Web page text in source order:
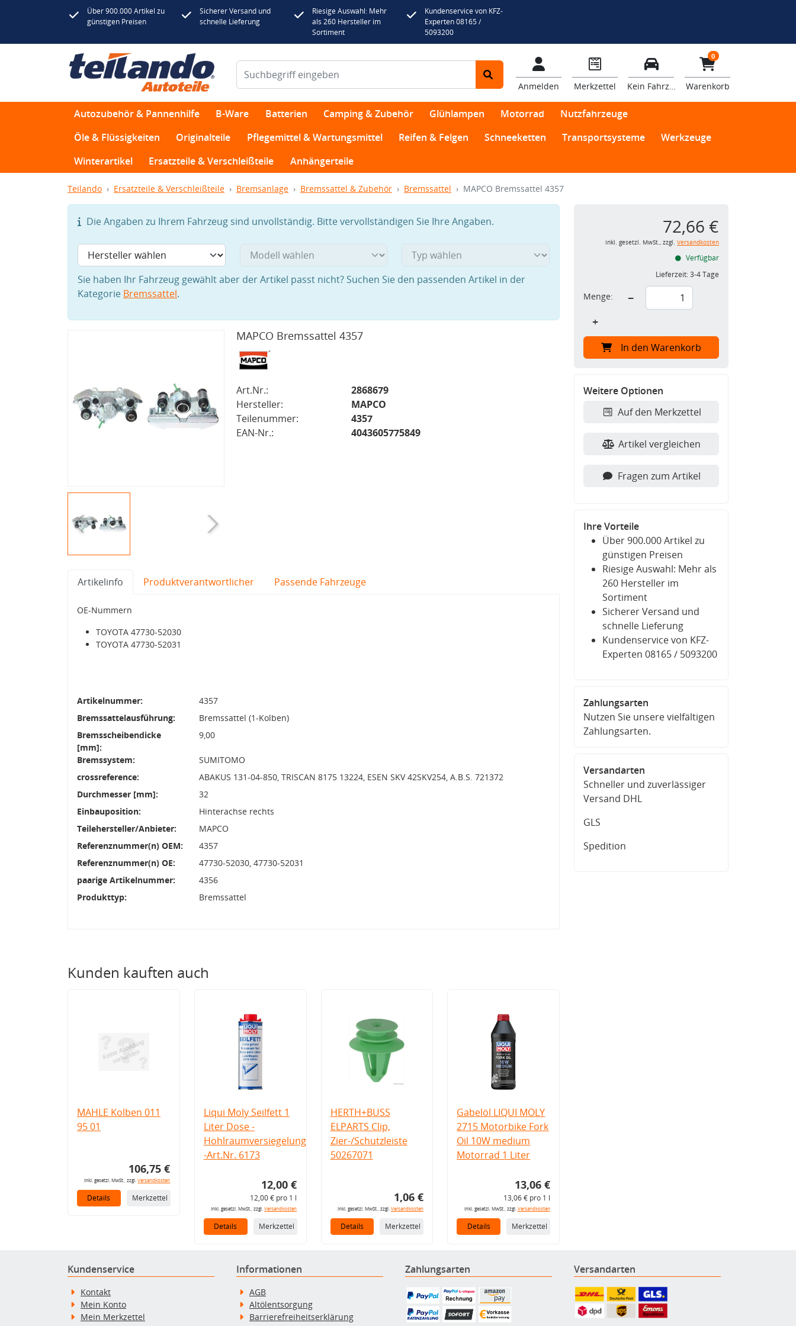
Über 900.000 Artikel zu
günstigen Preisen
Sicherer Versand und
schnelle Lieferung
Riesige Auswahl: Mehr
als 260 Hersteller im
Sortiment
Kundenservice von KFZ-
Experten 08165 /
5093200
Anmelden Merkzettel Kein Fahrzeug
0
Warenkorb
Autozubehör & Pannenhilfe B-Ware Batterien Camping & Zubehör Glühlampen Motorrad
Nutzfahrzeuge
Öle & Flüssigkeiten
Originalteile Pflegemittel & Wartungsmittel Reifen & Felgen Schneeketten Transportsysteme
Werkzeuge
Winterartikel
Ersatzteile & Verschleißteile Anhängerteile
Teilando Ersatzteile & Verschleißteile Bremsanlage Bremssattel & Zubehör Bremssattel MAPCO Bremssattel 4357
Die Angaben zu Ihrem Fahrzeug sind unvollständig. Bitte vervollständigen Sie Ihre Angaben.
Sie haben Ihr Fahrzeug gewählt aber der Artikel passt nicht? Suchen Sie den passenden Artikel in der
Kategorie Bremssattel.
MAPCO Bremssattel 4357
Art.Nr.:
2868679
Hersteller:
MAPCO
Teilenummer:
4357
EAN-Nr.:
4043605775849
Artikelinfo Produktverantwortlicher Passende Fahrzeuge
OE-Nummern
TOYOTA 47730-52030
TOYOTA 47730-52031
Artikelnummer:
4357
Bremssattelausführung:
Bremssattel (1-Kolben)
Bremsscheibendicke
[mm]:
9,00
Bremssystem:
SUMITOMO
crossreference:
ABAKUS 131-04-850, TRISCAN 8175 13224, ESEN SKV 42SKV254, A.B.S. 721372
Durchmesser [mm]:
32
Einbauposition:
Hinterachse rechts
Teilehersteller/Anbieter:
MAPCO
Referenznummer(n) OEM:
4357
Referenznummer(n) OE:
47730-52030, 47730-52031
paarige Artikelnummer:
4356
Produkttyp:
Bremssattel
Kunden kauften auch
MAHLE Kolben 011
95 01
106,75 €
inkl. gesetzl. MwSt., zzgl.Versandkosten
Details Merkzettel
Liqui Moly Seilfett 1
Liter Dose -
Hohlraumversiegelung
-Art.Nr. 6173
12,00 €
12,00 € pro 1 l
inkl. gesetzl. MwSt., zzgl.Versandkosten
Details Merkzettel
HERTH+BUSS
ELPARTS Clip,
Zier-/Schutzleiste
50267071
1,06 €
inkl. gesetzl. MwSt., zzgl. Versandkosten
Details Merkzettel
Gabelöl LIQUI MOLY
2715 Motorbike Fork
Oil 10W medium
Motorrad 1 Liter
13,06 €
13,06 € pro 1 l
inkl. gesetzl. MwSt., zzgl. Versandkosten
Details Merkzettel
72,66 €
inkl. gesetzl. MwSt., zzgl. Versandkosten
Verfügbar
Lieferzeit:3-4 Tage
Menge:
−
+
In den Warenkorb
Weitere Optionen
Auf den Merkzettel
Artikel vergleichen
Fragen zum Artikel
Ihre Vorteile
Über 900.000 Artikel zu
günstigen Preisen
Riesige Auswahl: Mehr als
260 Hersteller im
Sortiment
Sicherer Versand und
schnelle Lieferung
Kundenservice von KFZ-
Experten 08165 / 5093200
Zahlungsarten
Nutzen Sie unsere vielfältigen
Zahlungsarten.
Versandarten
Schneller und zuverlässiger
Versand DHL
GLS
Spedition
Kundenservice
Kontakt
Mein Konto
Mein Merkzettel
Informationen
AGB
Altölentsorgung
Barrierefreiheitserklärung
Zahlungsarten Versandarten